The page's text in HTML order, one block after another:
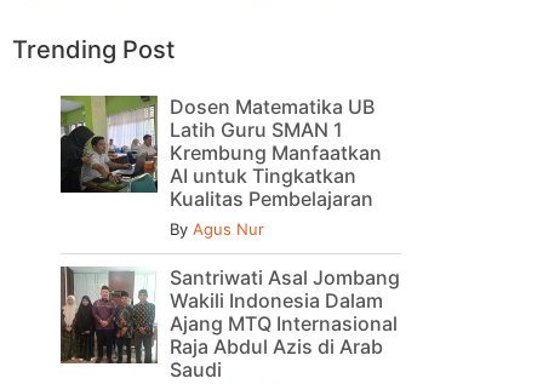
Trending Post
Dosen Matematika UB
Latih Guru SMAN 1
Krembung Manfaatkan
AI untuk Tingkatkan
Kualitas Pembelajaran
By Agus Nur
Santriwati Asal Jombang
Wakili Indonesia Dalam
Ajang MTQ Internasional
Raja Abdul Azis di Arab
Saudi